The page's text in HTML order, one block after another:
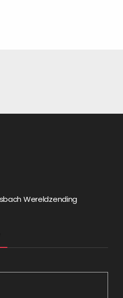
Wereldzending